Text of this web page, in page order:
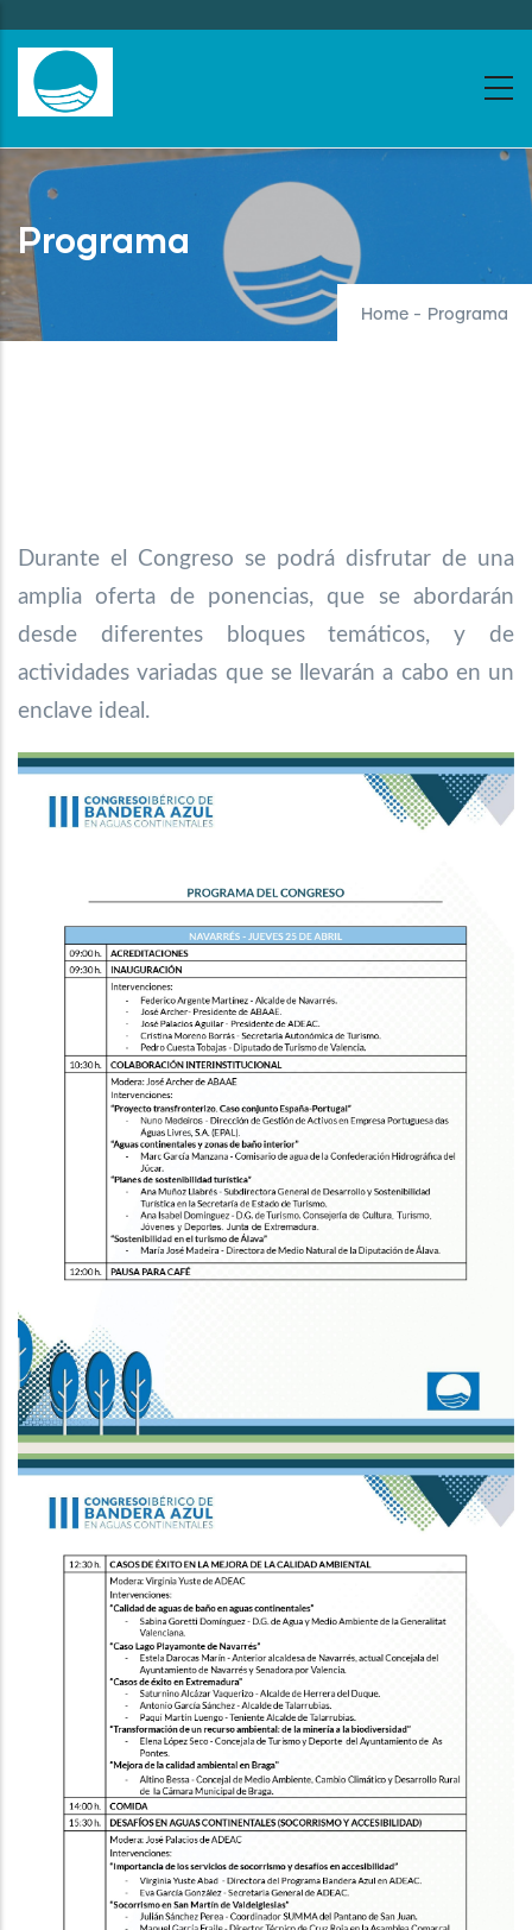
to
main
content
Programa
Home - Programa
Durante el Congreso se podrá disfrutar de una
amplia oferta de ponencias, que se abordarán
desde diferentes bloques temáticos, y de
actividades variadas que se llevarán a cabo en un
enclave ideal.